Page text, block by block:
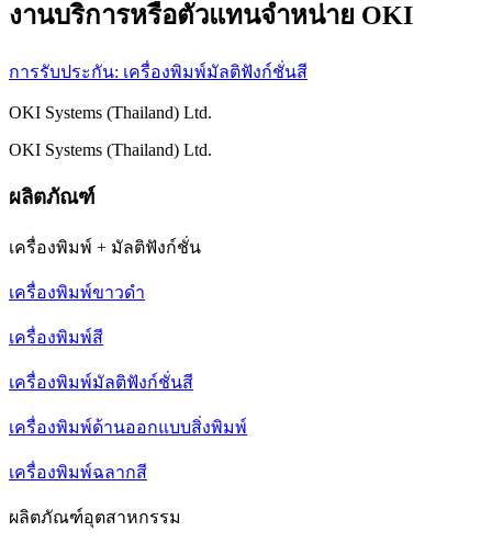
งานบริการหรือตัวแทนจำหน่าย OKI
การรับประกัน: เครื่องพิมพ์มัลติฟังก์ชั่นสี
OKI Systems (Thailand) Ltd.
OKI Systems (Thailand) Ltd.
ผลิตภัณฑ์
เครื่องพิมพ์ + มัลติฟังก์ชั่น
เครื่องพิมพ์ขาวดำ
เครื่องพิมพ์สี
เครื่องพิมพ์มัลติฟังก์ชั่นสี
เครื่องพิมพ์ด้านออกแบบสิ่งพิมพ์
เครื่องพิมพ์ฉลากสี
ผลิตภัณฑ์อุตสาหกรรม